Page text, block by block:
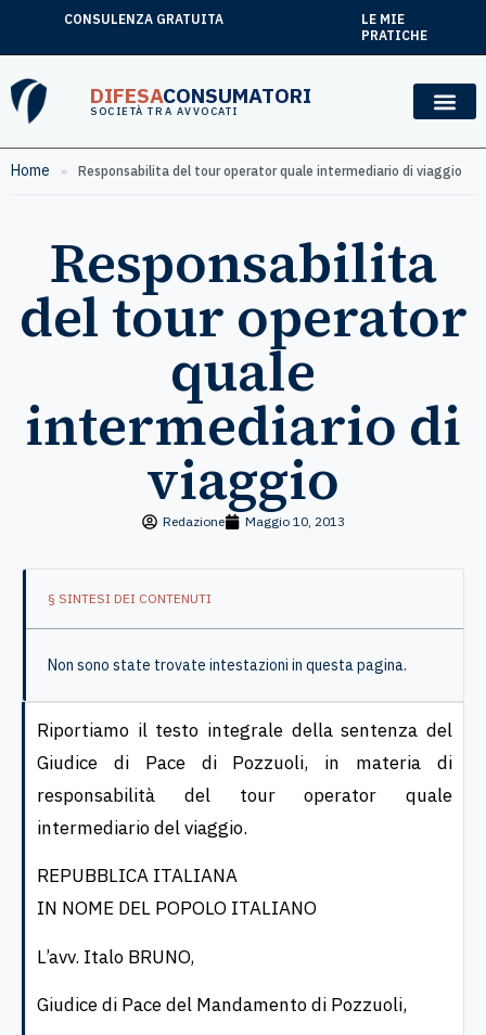
CONSULENZA GRATUITA
LE MIE
PRATICHE
DIFESACONSUMATORI
SOCIETÀ TRA AVVOCATI
Home » Responsabilita del tour operator quale intermediario di viaggio
Responsabilita
del tour operator
quale
intermediario di
viaggio
Redazione Maggio 10, 2013
§ SINTESI DEI CONTENUTI
Non sono state trovate intestazioni in questa pagina.
Riportiamo il testo integrale della sentenza del
Giudice di Pace di Pozzuoli, in materia di
responsabilità del tour operator quale
intermediario del viaggio.
REPUBBLICA ITALIANA
IN NOME DEL POPOLO ITALIANO
L’avv. Italo BRUNO,
Giudice di Pace del Mandamento di Pozzuoli,